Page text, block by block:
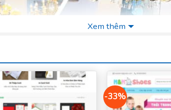
Xem thêm
-33%